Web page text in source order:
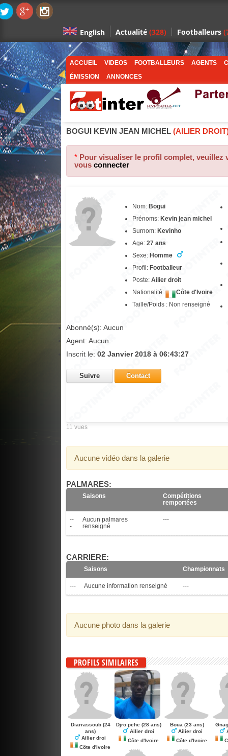
English Actualité (328) Footballeurs
ACCUEIL VIDEOS FOOTBALLEURS AGENTS
ÉMISSION
ANNONCES
BOGUI KEVIN JEAN MICHEL (AILIER
* Pour visualiser le profil complet, veuillez
vous connecter
Nom: Bogui
Prénoms: Kevin jean michel
Surnom: Kevinho
Age: 27 ans
Sexe: Homme
Profil: Footballeur
Poste: Ailier droit
Nationalité:
Côte d'Ivoire
Taille/Poids : Non renseigné
Abonné(s): Aucun
Agent: Aucun
Inscrit le: 02 Janvier 2018 à 06:43:27
Suivre Contact
11 vues
Aucune vidéo dans la galerie
PALMARES:
Saisons
Compétitions
remportées
--
-
Aucun palmares
renseigné
---
CARRIERE:
Saisons Championnats
--- Aucune information renseigné ---
Aucune photo dans la galerie
PROFILS SIMILAIRES
Diarrassoub(24
ans)
Ailier droi
Côte d'Ivoire
Djro pehe (28 ans)
Ailier droi
Côte d'Ivoire
Boua (23 ans)
Ailier droi
Côte d'Ivoire